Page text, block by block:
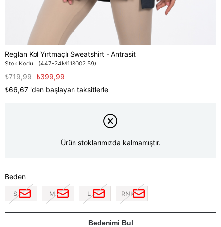
Reglan Kol Yırtmaçlı Sweatshirt - Antrasit
Stok Kodu (447-24M118002.59)
₺719,99 ₺399,99
₺66,67 'den başlayan taksitlerle
Ürün stoklarımızda kalmamıştır.
Beden
S M L RNK
Bedenimi Bul